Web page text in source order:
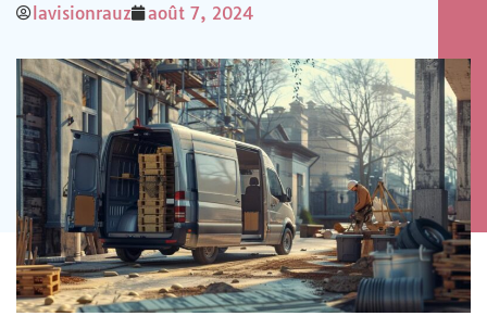
lavisionrauz août 7, 2024